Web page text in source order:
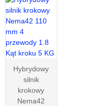
Hybrydowy
silnik
krokowy
Nema42